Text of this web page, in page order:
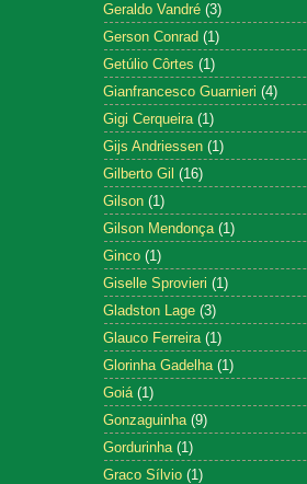
Geraldo Vandré (3)
Gerson Conrad (1)
Getúlio Côrtes (1)
Gianfrancesco Guarnieri (4)
Gigi Cerqueira (1)
Gijs Andriessen (1)
Gilberto Gil (16)
Gilson (1)
Gilson Mendonça (1)
Ginco (1)
Giselle Sprovieri (1)
Gladston Lage (3)
Glauco Ferreira (1)
Glorinha Gadelha (1)
Goiá (1)
Gonzaguinha (9)
Gordurinha (1)
Graco Sílvio (1)